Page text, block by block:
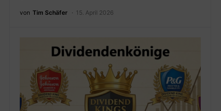
von Tim Schäfer 15. April 2026